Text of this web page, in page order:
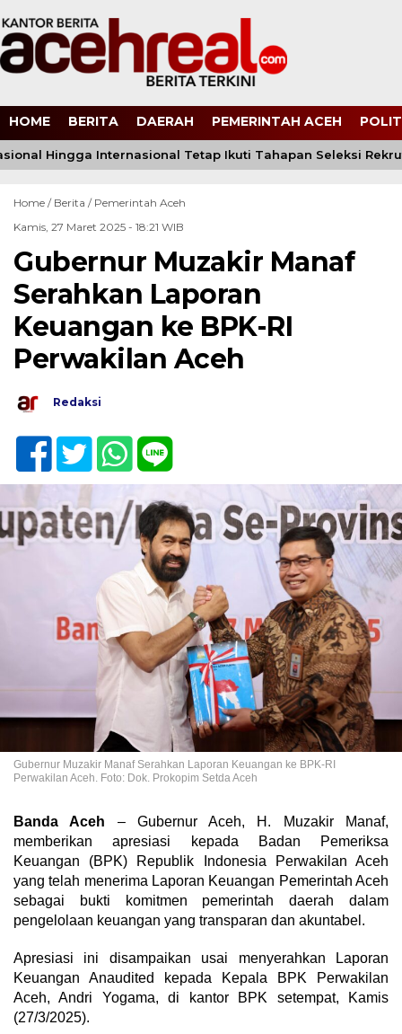
HOME BERITA DAERAH PEMERINTAH ACEH
Hingga Internasional Tetap Ikuti Tahapan Seleksi
Home / Berita / Pemerintah Aceh
Kamis, 27 Maret 2025 - 18:21 WIB
Gubernur Muzakir Manaf
Serahkan Laporan
Keuangan ke BPK-RI
Perwakilan Aceh
Redaksi
Gubernur Muzakir Manaf Serahkan Laporan Keuangan ke BPK-RI
Perwakilan Aceh. Foto: Dok. Prokopim Setda Aceh
Banda Aceh – Gubernur Aceh, H. Muzakir Manaf,
memberikan apresiasi kepada Badan Pemeriksa
Keuangan (BPK) Republik Indonesia Perwakilan Aceh
yang telah menerima Laporan Keuangan Pemerintah Aceh
sebagai bukti komitmen pemerintah daerah dalam
pengelolaan keuangan yang transparan dan akuntabel.
Apresiasi ini disampaikan usai menyerahkan Laporan
Keuangan Anaudited kepada Kepala BPK Perwakilan
Aceh, Andri Yogama, di kantor BPK setempat, Kamis
(27/3/2025).